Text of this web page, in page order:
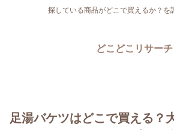
探している商品がどこで買えるか？を
どこどこリサーチ
足湯バケツはどこで買える？